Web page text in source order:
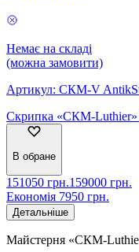
Немає на складі
(можна замовити)
Артикул: СКМ-V
Скрипка «СКМ-Luthier»
В обране
151050 грн.159000 грн.
Економія 7950 грн.
Детальніше
Майстерня «СКМ-